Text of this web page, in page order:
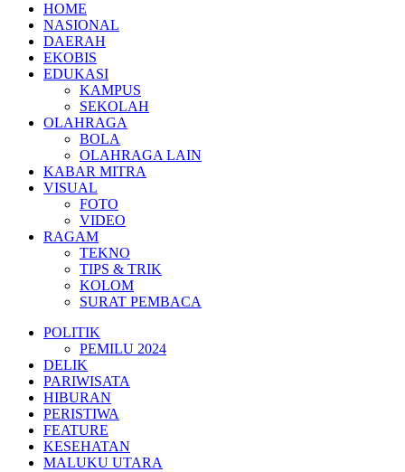
HOME
NASIONAL
DAERAH
EKOBIS
EDUKASI
KAMPUS
SEKOLAH
OLAHRAGA
BOLA
OLAHRAGA LAIN
KABAR MITRA
VISUAL
FOTO
VIDEO
RAGAM
TEKNO
TIPS & TRIK
KOLOM
SURAT PEMBACA
POLITIK
PEMILU 2024
DELIK
PARIWISATA
HIBURAN
PERISTIWA
FEATURE
KESEHATAN
MALUKU UTARA